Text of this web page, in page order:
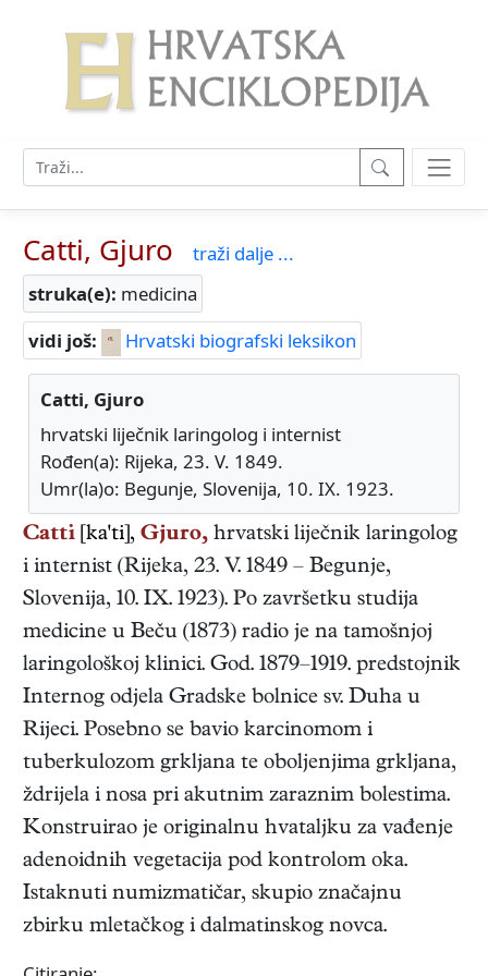
Catti, Gjuro
traži dalje ...
struka(e): medicina
vidi još:
Hrvatski biografski leksikon
Catti, Gjuro
hrvatski liječnik laringolog i internist
Rođen(a): Rijeka, 23. V. 1849.
Umr(la)o: Begunje, Slovenija, 10. IX. 1923.
Catti [ka'ti], Gjuro, hrvatski liječnik laringolog
i internist (Rijeka, 23. V. 1849 – Begunje,
Slovenija, 10. IX. 1923). Po završetku studija
medicine u Beču (1873) radio je na tamošnjoj
laringološkoj klinici. God. 1879–1919. predstojnik
Internog odjela Gradske bolnice sv. Duha u
Rijeci. Posebno se bavio karcinomom i
tuberkulozom grkljana te oboljenjima grkljana,
ždrijela i nosa pri akutnim zaraznim bolestima.
Konstruirao je originalnu hvataljku za vađenje
adenoidnih vegetacija pod kontrolom oka.
Istaknuti numizmatičar, skupio značajnu
zbirku mletačkog i dalmatinskog novca.